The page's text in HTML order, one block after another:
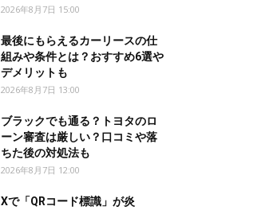
2026年8月7日 15:00
最後にもらえるカーリースの仕
組みや条件とは？おすすめ6選や
デメリットも
2026年8月7日 13:00
ブラックでも通る？トヨタのロ
ーン審査は厳しい？口コミや落
ちた後の対処法も
2026年8月7日 12:00
Xで「QRコード標識」が炎